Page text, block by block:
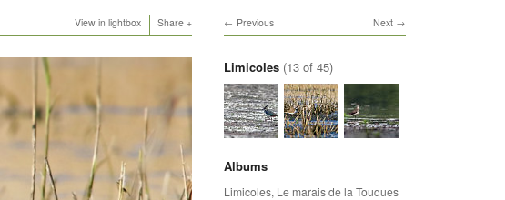
View in lightbox Share Next
Previous
Limicoles (13 of 45)
Albums
Limicoles, Le marais de la Touques